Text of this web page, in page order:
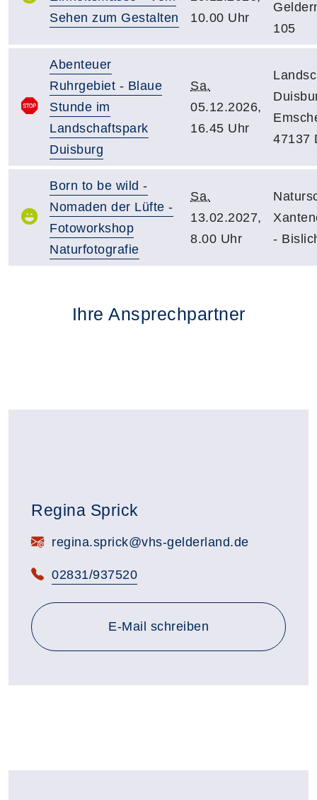
Sehen zum Gestalten
10.00 Uhr
105
Abenteuer
Ruhrgebiet - Blaue
Stunde im
Landschaftspark
Duisburg
Sa.
05.12.2026,
16.45 Uhr
47137
Born to be wild -
Nomaden der Lüfte -
Fotoworkshop
Naturfotografie
Sa.
13.02.2027,
8.00 Uhr
-
Ihre Ansprechpartner
Regina Sprick
E-Mail:regina.sprick@vhs-gelderland.de
Telefon:
02831/937520
E-Mail schreiben